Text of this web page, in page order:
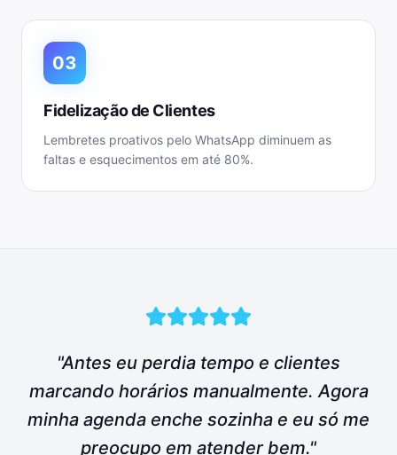
03
Fidelização de Clientes
Lembretes proativos pelo WhatsApp diminuem as
faltas e esquecimentos em até 80%.
"Antes eu perdia tempo e clientes
marcando horários manualmente. Agora
minha agenda enche sozinha e eu só me
preocupo em atender bem."